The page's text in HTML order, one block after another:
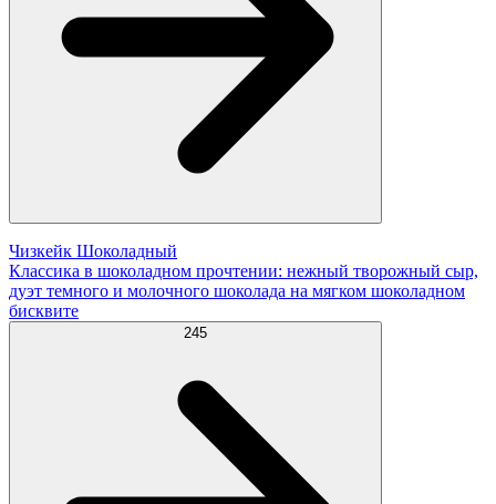
Чизкейк Шоколадный
Классика в шоколадном прочтении: нежный творожный сыр,
дуэт темного и молочного шоколада на мягком шоколадном
бисквите
245